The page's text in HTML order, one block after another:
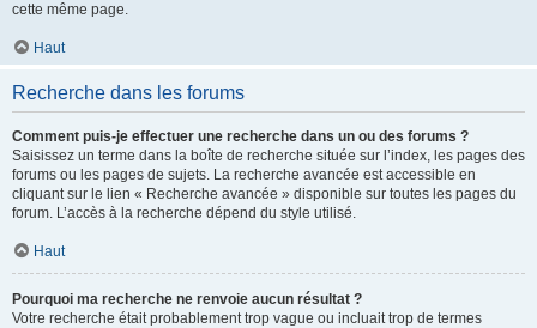
cette même page.
Haut
Recherche dans les forums
Comment puis-je effectuer une recherche dans un ou des forums ?
Saisissez un terme dans la boîte de recherche située sur l’index, les pages des
forums ou les pages de sujets. La recherche avancée est accessible en
cliquant sur le lien « Recherche avancée » disponible sur toutes les pages du
forum. L’accès à la recherche dépend du style utilisé.
Haut
Pourquoi ma recherche ne renvoie aucun résultat ?
Votre recherche était probablement trop vague ou incluait trop de termes